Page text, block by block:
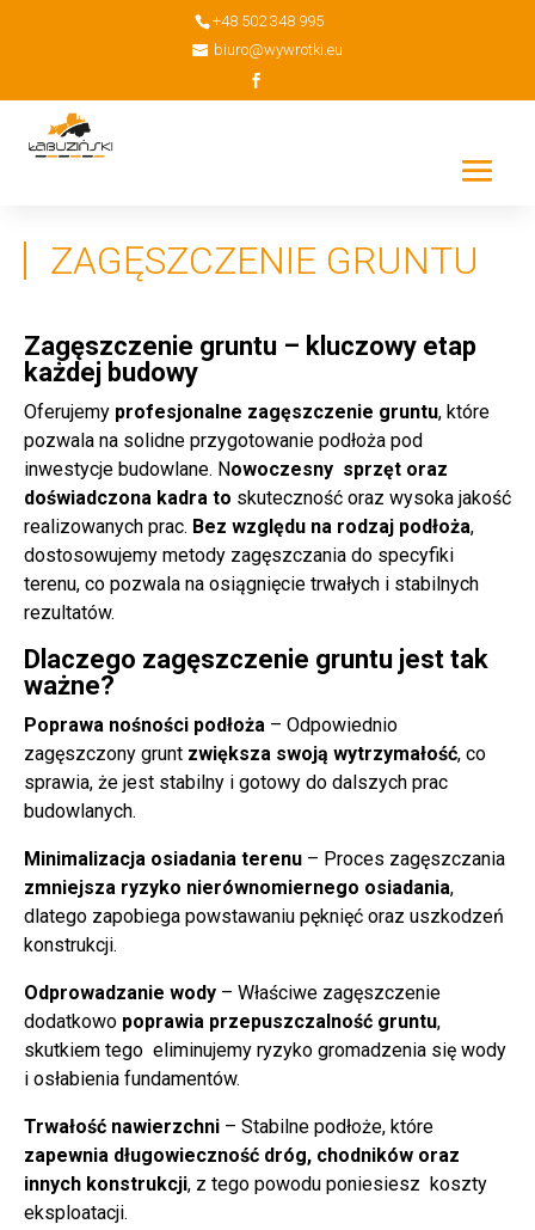
+48 502 348 995
biuro@wywrotki.eu
ZAGĘSZCZENIE GRUNTU
Zagęszczenie gruntu – kluczowy etap
każdej budowy
Oferujemy profesjonalne zagęszczenie gruntu, które
pozwala na solidne przygotowanie podłoża pod
inwestycje budowlane. Nowoczesny sprzęt oraz
doświadczona kadra to skuteczność oraz wysoka jakość
realizowanych prac. Bez względu na rodzaj podłoża,
dostosowujemy metody zagęszczania do specyfiki
terenu, co pozwala na osiągnięcie trwałych i stabilnych
rezultatów.
Dlaczego zagęszczenie gruntu jest tak
ważne?
Poprawa nośności podłoża – Odpowiednio
zagęszczony grunt zwiększa swoją wytrzymałość, co
sprawia, że jest stabilny i gotowy do dalszych prac
budowlanych.
Minimalizacja osiadania terenu – Proces zagęszczania
zmniejsza ryzyko nierównomiernego osiadania,
dlatego zapobiega powstawaniu pęknięć oraz uszkodzeń
konstrukcji.
Odprowadzanie wody – Właściwe zagęszczenie
dodatkowo poprawia przepuszczalność gruntu,
skutkiem tego eliminujemy ryzyko gromadzenia się wody
i osłabienia fundamentów.
Trwałość nawierzchni – Stabilne podłoże, które
zapewnia długowieczność dróg, chodników oraz
innych konstrukcji, z tego powodu poniesiesz koszty
eksploatacji.